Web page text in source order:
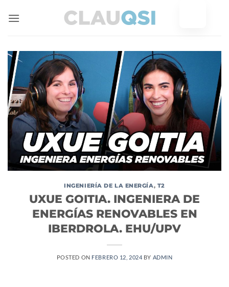
INGENIERÍA DE LA ENERGÍA, T2
UXUE GOITIA. INGENIERA DE
ENERGÍAS RENOVABLES EN
IBERDROLA. EHU/UPV
POSTED ON FEBRERO 12, 2024 BY ADMIN